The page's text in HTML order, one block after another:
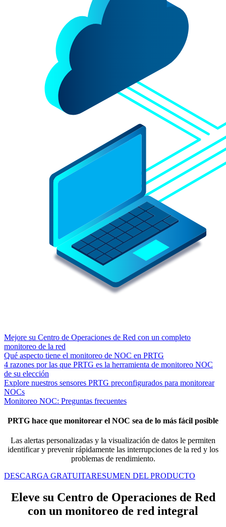
Mejore su Centro de Operaciones de Red con un completo
monitoreo de la red
Qué aspecto tiene el monitoreo de NOC en PRTG
4 razones por las que PRTG es la herramienta de monitoreo NOC
de su elección
Explore nuestros sensores PRTG preconfigurados para monitorear
NOCs
Monitoreo NOC: Preguntas frecuentes
PRTG hace que monitorear el NOC sea de lo más fácil posible
Las alertas personalizadas y la visualización de datos le permiten
identificar y prevenir rápidamente las interrupciones de la red y los
problemas de rendimiento.
DESCARGA GRATUITARESUMEN DEL PRODUCTO
Eleve su Centro de Operaciones de Red
con un monitoreo de red integral